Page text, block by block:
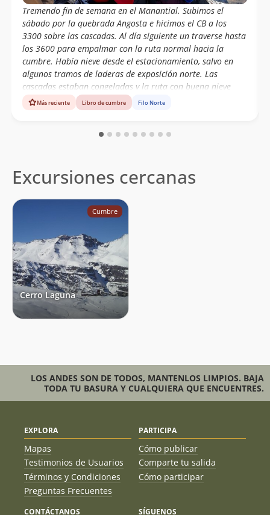
Tremendo fin de semana en el Manantial. Subimos el
sábado por la quebrada Angosta e hicimos el CB a los
3300 sobre las cascadas. Al día siguiente un traverse hasta
los 3600 para empalmar con la ruta normal hacia la
cumbre. Había nieve desde el estacionamiento, salvo en
algunos tramos de laderas de exposición norte. Las
cascadas estaban congeladas y la ruta con buena nieve
hasta la cumbre. La vista hacia el grupo Plomo y los valles
cubiertos de blanco, simplemente maravillosa. El descenso
ahorramos un buen tiempo. Cansadísimos, pero felices.
Más reciente Libro de cumbre Filo Norte
Excursiones cercanas
Cumbre
Cerro Laguna
LOS ANDES SON DE TODOS, MANTENLOS LIMPIOS. BAJA
TODA TU BASURA Y CUALQUIERA QUE ENCUENTRES.
EXPLORA
Mapas
Testimonios de Usuarios
Términos y Condiciones
Preguntas Frecuentes
PARTICIPA
Cómo publicar
Comparte tu salida
Cómo participar
CONTÁCTANOS SÍGUENOS